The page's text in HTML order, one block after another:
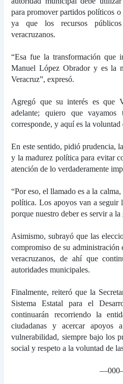
para promover partidos políticos o
ya que los recursos
veracruzanos.
“Esa fue la transformación que
Manuel López Obrador y es la
Veracruz”, expresó.
Agregó que su interés es que
adelante; quiero que
corresponde, y aquí es la voluntad
En este sentido, pidió prudencia,
y la madurez política para evitar
atención de lo verdaderamente
“Por eso, el llamado es a la
política. Los apoyos van a seguir
porque nuestro deber es servir a
Asimismo, subrayó que las
compromiso de su administración
veracruzanos, de ahí que
autoridades municipales.
Finalmente, reiteró que la
Sistema Estatal para el
continuarán recorriendo la
ciudadanas y acercar apoyos
vulnerabilidad, siempre bajo los
social y respeto a la voluntad de